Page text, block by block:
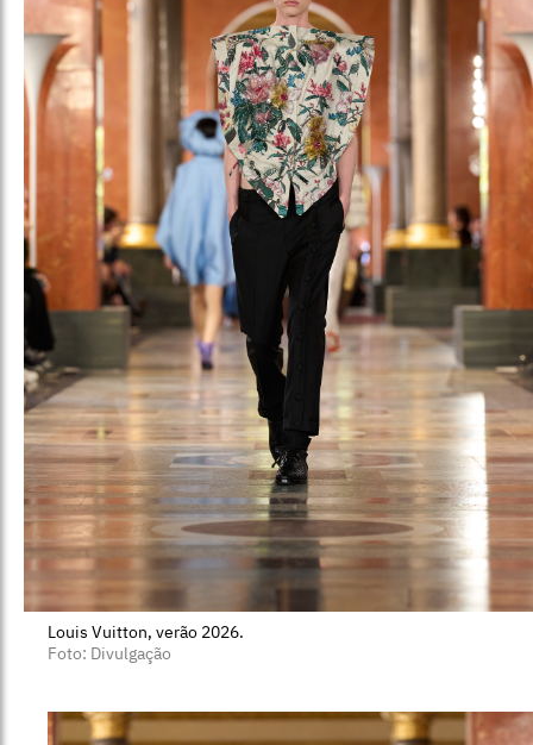
Louis Vuitton, verão 2026.
Foto: Divulgação